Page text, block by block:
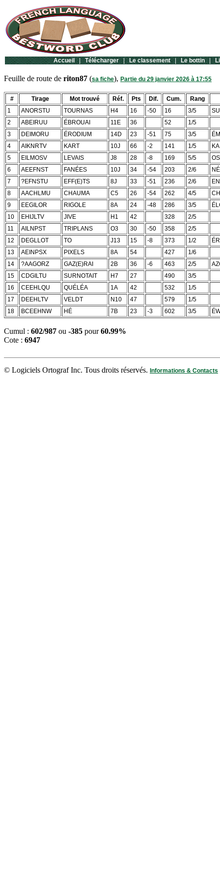
Accueil | Télécharger | Le classement | Le bottin |
Feuille de route de riton87 (sa fiche), Partie du 29 janvier 2026 à 17:55
# Tirage Mot trouvé Réf. Pts Dif. Cum.
Rang
1
ANORSTU TOURNAS H4 16 -50 16 3/5
2
ABEIRUU ÉBROUAI 11E 36 52
1/5
3
DEIMORU ÉRODIUM 14D 23 -51 75 3/5
4
AIKNRTV KART 10J 66 -2 141 1/5
5
EILMOSV LEVAIS J8 28 -8 169 5/5
6
AEEFNST FANÉES 10J 34 -54 203 2/6
7
?EFNSTU EFF(E)TS 8J 33 -51 236 2/6
8
AACHLMU CHAUMA C5 26 -54 262 4/5
9
EEGILOR RIGOLE 8A 24 -48 286 3/5
10
EHIJLTV JIVE H1 42 328
2/5
11
AILNPST TRIPLANS O3 30 -50 358
2/5
12
DEGLLOT TO J13 15 -8 373 1/2
13
AEINPSX PIXELS 8A 54 427
1/6
14
?AAGORZ GAZ(E)RAI 2B 36 -6 463 2/5
15
CDGILTU SURNOTAIT H7 27 490
3/5
16
CEEHLQU QUÉLÉA 1A 42 532
1/5
17
DEEHLTV VELDT N10 47 579
1/5
18
BCEEHNW HÉ 7B 23 -3 602 3/5
Cumul : 602/987 ou -385 pour60.99%
Cote : 6947
© Logiciels Ortograf Inc. Tous droits réservés. Informations & Contacts